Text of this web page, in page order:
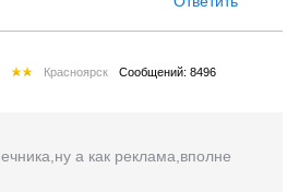
Красноярск Сообщений: 8496
а как реклама,вполне